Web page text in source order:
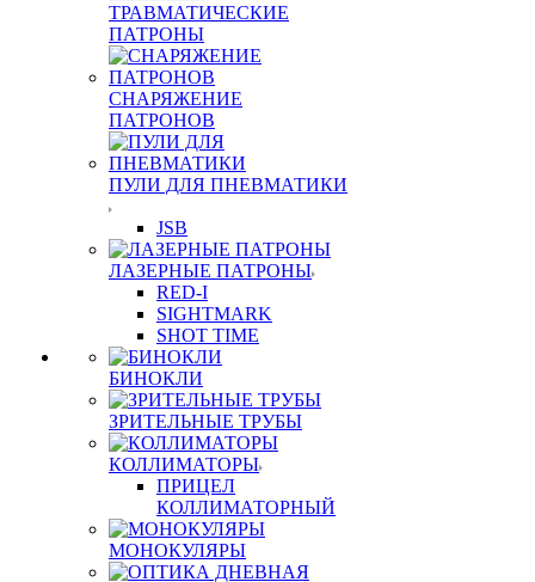
ТРАВМАТИЧЕСКИЕ
ПАТРОНЫ
СНАРЯЖЕНИЕ
ПАТРОНОВ
ПУЛИ ДЛЯ ПНЕВМАТИКИ
JSB
ЛАЗЕРНЫЕ ПАТРОНЫ
RED-I
SIGHTMARK
SHOT TIME
БИНОКЛИ
ЗРИТЕЛЬНЫЕ ТРУБЫ
КОЛЛИМАТОРЫ
ПРИЦЕЛ
КОЛЛИМАТОРНЫЙ
МОНОКУЛЯРЫ